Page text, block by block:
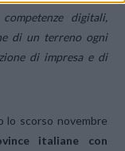
digitali,
di un terreno ogni
di impresa e di
lo scorso novembre
italiane con